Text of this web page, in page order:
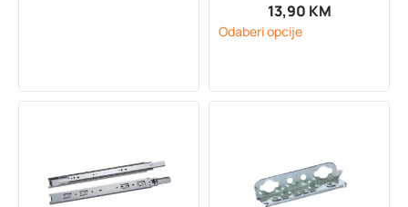
13,90 KM
Odaberi opcije